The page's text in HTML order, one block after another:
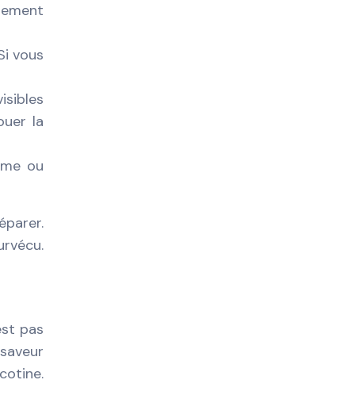
vous
la
ou
pas